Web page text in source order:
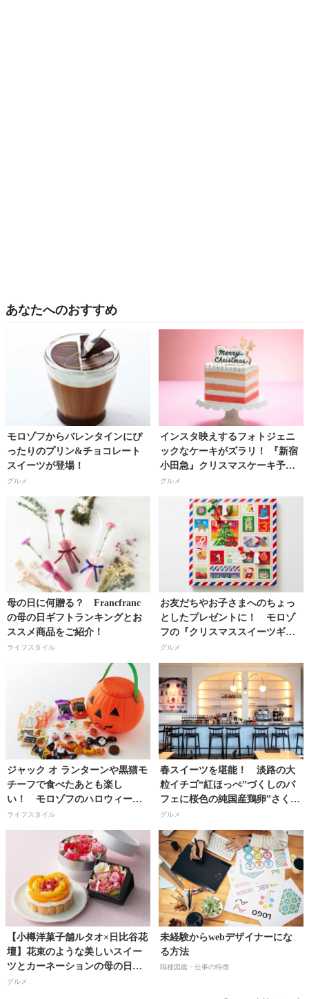
あなたへのおすすめ
モロゾフからバレンタインにぴ
ったりのプリン&チョコレート
スイーツが登場！
グルメ
インスタ映えするフォトジェニ
ックなケーキがズラリ！ 『新宿
小田急』クリスマスケーキ予約
スタート!!
グルメ
母の日に何贈る？ Francfranc
の母の日ギフトランキングとお
ススメ商品をご紹介！
ライフスタイル
お友だちやお子さまへのちょっ
としたプレゼントに！ モロゾ
フの『クリスマススイーツギフ
ト』がかわいい！
グルメ
ジャック オ ランターンや黒猫モ
チーフで食べたあとも楽し
い！ モロゾフのハロウィーン
ギフト2017
ライフスタイル
春スイーツを堪能！ 淡路の大
粒イチゴ“紅ほっぺ”づくしのパ
フェに桜色の純国産鶏卵”さくら
卵”のこだわり焼きプリン！
グルメ
【小樽洋菓子舗ルタオ×日比谷花
壇】花束のような美しいスイー
ツとカーネーションの母の日ギ
フト予約受付開始!!
グルメ
未経験からwebデザイナーにな
る方法
職種図鑑・仕事の特徴